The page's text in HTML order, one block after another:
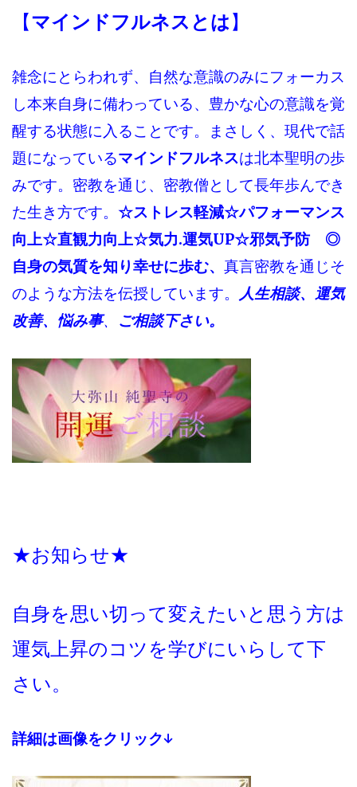
【マインドフルネスとは】
雑念にとらわれず、自然な意識のみにフォーカス
し本来自身に備わっている、豊かな心の意識を覚
醒する状態に入ることです。まさしく、現代で話
題になっているマインドフルネスは北本聖明の歩
みです。密教を通じ、密教僧として長年歩んでき
た生き方です。 ☆ストレス軽減☆パフォーマンス
向上☆直観力向上☆気力.運気UP☆邪気予防 ◎
自身の気質を知り幸せに歩む、 真言密教を通じそ
のような方法を伝授しています。 人生相談、運気
改善、悩み事、 ご相談下さい。
★お知らせ★
自身を思い切って変えたいと思う方は
運気上昇のコツを学びにいらして下
さい。
詳細は画像をクリック↓